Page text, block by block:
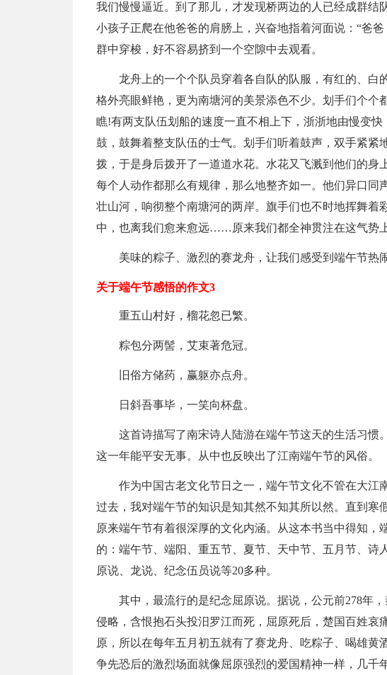
我们慢慢逼近。到了那儿，才发现桥两边的人已经成群结
小孩子正爬在他爸爸的肩膀上，兴奋地指着河面说：“爸
群中穿梭，好不容易挤到一个空隙中去观看。
龙舟上的一个个队员穿着各自队的队服，有红的、白
格外亮眼鲜艳，更为南塘河的美景添色不少。划手们个个
瞧!有两支队伍划船的速度一直不相上下，浙浙地由慢变
鼓，鼓舞着整支队伍的士气。划手们听着鼓声，双手紧紧
拨，于是身后拨开了一道道水花。水花又飞溅到他们的身
每个人动作都那么有规律，那么地整齐如一。他们异
壮山河，响彻整个南塘河的两岸。旗手们也不时地挥舞着
中，也离我们愈来愈远……原来我们都全神贯注在这气势
美味的粽子、激烈的赛龙舟，让我们感受到端午节热
关于端午节感悟的作文3
重五山村好，榴花忽已繁。
粽包分两髻，艾束著危冠。
旧俗方储药，赢躯亦点舟。
日斜吾事毕，一笑向杯盘。
这首诗描写了南宋诗人陆游在端午节这天的生活习惯
这一年能平安无事。从中也反映出了江南端午节的风俗。
作为中国古老文化节日之一，端午节文化不管在大江
过去，我对端午节的知识是知其然不知其所以然。直到寒
原来端午节有着很深厚的文化内涵。从这本书当中得知，
的：端午节、端阳、重五节、夏节、天中节、五月节、诗
原说、龙说、纪念伍员说等20多种。
其中，最流行的是纪念屈原说。据说，公元前278年
侵略，含恨抱石头投汨罗江而死，屈原死后，楚国百姓哀
原，所以在每年五月初五就有了赛龙舟、吃粽子、喝雄黄
争先恐后的激烈场面就像屈原强烈的爱国精神一样，几千